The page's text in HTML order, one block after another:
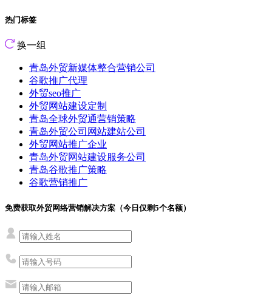
热门标签
换一组
青岛外贸新媒体整合营销公司
谷歌推广代理
外贸seo推广
外贸网站建设定制
青岛全球外贸通营销策略
青岛外贸公司网站建站公司
外贸网站推广企业
青岛外贸网站建设服务公司
青岛谷歌推广策略
谷歌营销推广
免费获取外贸网络营销解决方案（今日仅剩5个名额）